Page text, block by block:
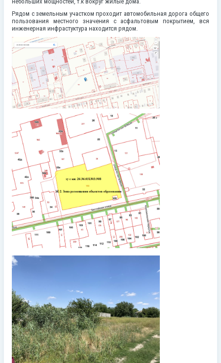
Рядом с земельным участком проходит автомобильная дорога общего
пользования местного значения с асфальтовым покрытием, вся
инженерная инфрастуктура находится рядом.